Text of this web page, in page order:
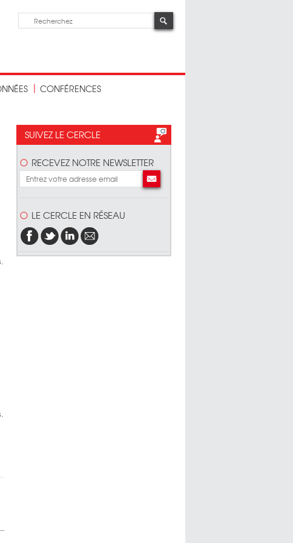
CONFÉRENCES
SUIVEZ LE CERCLE
RECEVEZ NOTRE NEWSLETTER
LE CERCLE EN RÉSEAU